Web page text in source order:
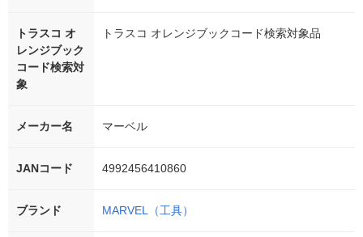
トラスコ オ
レンジブック
コード検索対
象
トラスコ オレンジブックコード検索対象品
メーカー名 マーベル
JANコード 4992456410860
ブランド MARVEL（工具）